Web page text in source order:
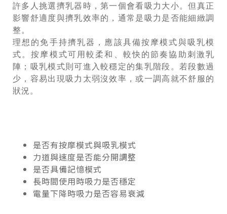
許多人挑選擠乳器時，第一個會看吸力大小。但真正
影響舒適度與擠乳效率的，通常是吸力是否能細緻調
整。
理想的免手持擠乳器，應該具備按摩模式與吸乳模
式。按摩模式可用較柔和、較快的節奏協助刺激乳
陣；吸乳模式則可進入較穩定的集乳階段。若段數過
少，容易出現吸力太弱沒效率，或一調高就不舒服的
狀況。
是否有按摩模式與吸乳模式
力道與速度是否能分開調整
是否具備記憶模式
長時間使用時吸力是否穩定
電量下降時吸力是否容易衰減